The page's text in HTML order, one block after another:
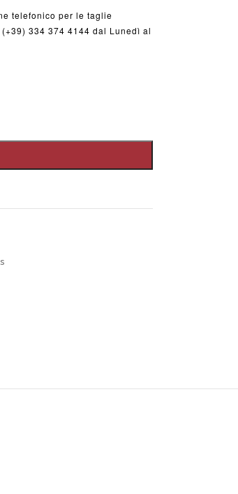
telefonico per le taglie
334 374 4144 dal Lunedì al